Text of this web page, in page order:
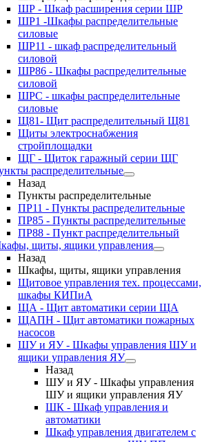
ШР - Шкаф расширения серии ШР
ШР1 -Шкафы распределительные
силовые
ШР11 - шкаф распределительный
силовой
ШР86 - Шкафы распределительные
силовой
ШРС - шкафы распределительные
силовые
Щ81- Щит распределительный Щ81
Щиты электроснабжения
стройплощадки
ЩГ - Щиток гаражный серии ЩГ
распределительные
Назад
Пункты распределительные
ПР11 - Пункты распределительные
ПР85 - Пункты распределительные
ПР88 - Пункт распределительный
щиты, ящики управления
Назад
Шкафы, щиты, ящики управления
Щитовое управления тех. процессами,
шкафы КИПиА
ЩА - Щит автоматики серии ЩА
ЩАПН - Щит автоматики пожарных
насосов
ШУ и ЯУ - Шкафы управления ШУ и
ящики управления ЯУ
Назад
ШУ и ЯУ - Шкафы управления
ШУ и ящики управления ЯУ
ШК - Шкаф управления и
автоматики
Шкаф управления двигателем с